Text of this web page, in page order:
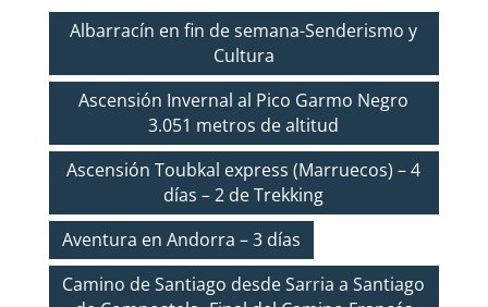
Albarracín en fin de semana-Senderismo y
Cultura
Ascensión Invernal al Pico Garmo Negro
3.051 metros de altitud
Ascensión Toubkal express (Marruecos) – 4
días – 2 de Trekking
Aventura en Andorra – 3 días
Camino de Santiago desde Sarria a Santiago